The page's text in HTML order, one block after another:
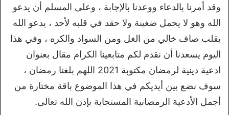
وقد أمرنا بالدعاء ووعدنا بالإجابة ، وعلى المسلم أن يدعو
الله وهو لا يحمل ضغينة ولا حقد في قلبه لأحد ، يدعو الله
بقلب صاف خالي من الغل ومن السواد والكره ، وفي هذا
اليوم يسعدنا أن نقدم لكم متابعينا الكرام مقال بعنوان
ادعية دينية لرمضان مكتوبة 2021 اللهم بلغنا رمضان ،
سوف نضع بين أيديكم في هذا الموضوع باقة مختارة من
أجمل الأدعية الرمضانية المستجابة بإذن الله تعالى.